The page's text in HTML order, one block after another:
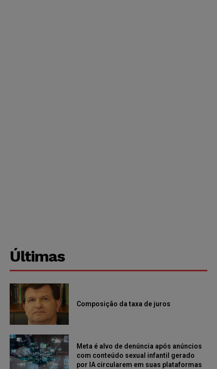
Últimas
Composição da taxa de juros
Meta é alvo de denúncia após anúncios
com conteúdo sexual infantil gerado
por IA circularem em suas plataformas